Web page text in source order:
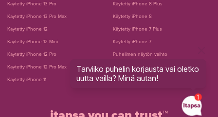
Käytetty iPhone 13 Pro
Käytetty iPhone 13 Pro Max
Käytetty iPhone 12
Käytetty iPhone 12 Mini
Käytetty iPhone 12 Pro
Käytetty iPhone 12 Pro Max
Käytetty iPhone 11
Käytetty iPhone 8 Plus
Käytetty iPhone 8
Käytetty iPhone 7 Plus
Käytetty iPhone 7
Puhelimen näytön vaihto
Puhelimen akun vaihto
Tarviiko puhelin korjausta vai oletko
uutta vailla? Minä autan!